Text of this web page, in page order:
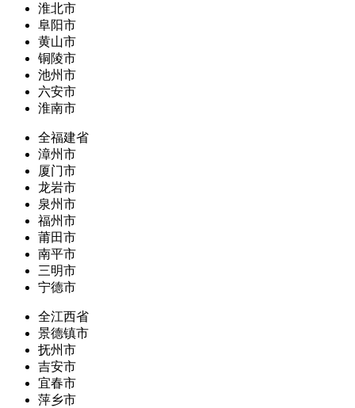
淮北市
阜阳市
黄山市
铜陵市
池州市
六安市
淮南市
全福建省
漳州市
厦门市
龙岩市
泉州市
福州市
莆田市
南平市
三明市
宁德市
全江西省
景德镇市
抚州市
吉安市
宜春市
萍乡市